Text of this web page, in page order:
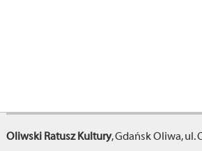
Oliwski Ratusz Kultury, Gdańsk Oliwa, ul.